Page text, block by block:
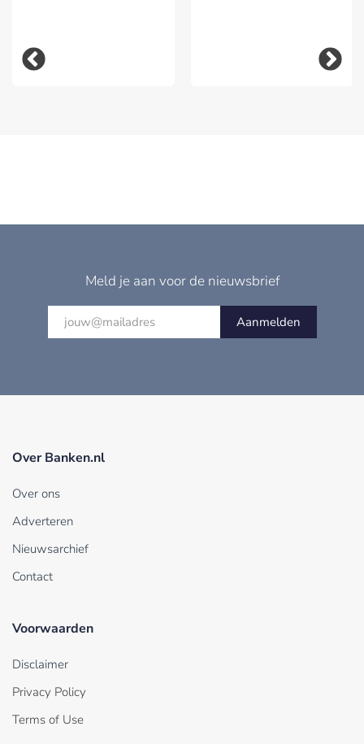
Meld je aan voor de nieuwsbrief
Aanmelden
Over Banken.nl
Over ons
Adverteren
Nieuwsarchief
Contact
Voorwaarden
Disclaimer
Privacy Policy
Terms of Use